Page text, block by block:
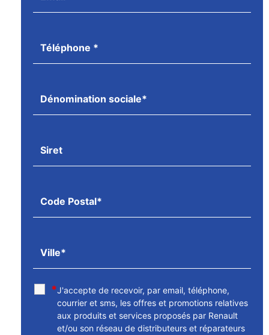
*J'accepte de recevoir, par email, téléphone,
courrier et sms, les offres et promotions relatives
aux produits et services proposés par Renault
et/ou son réseau de distributeurs et réparateurs